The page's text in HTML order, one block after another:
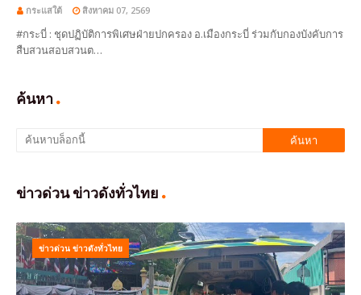
กระแสใต้ สิงหาคม 07, 2569
#กระบี่ : ชุดปฏิบัติการพิเศษฝ่ายปกครอง อ.เมืองกระบี่ ร่วมกับกองบังคับการ
สืบสวนสอบสวนต…
ค้นหา
ข่าวด่วน ข่าวดังทั่วไทย
ข่าวด่วน ข่าวดังทั่วไทย